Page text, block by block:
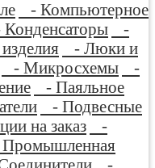
- Компьютерное
-
- Люки и
- Микросхемы
-
- Паяльное
- Подвесные
на заказ
-
-